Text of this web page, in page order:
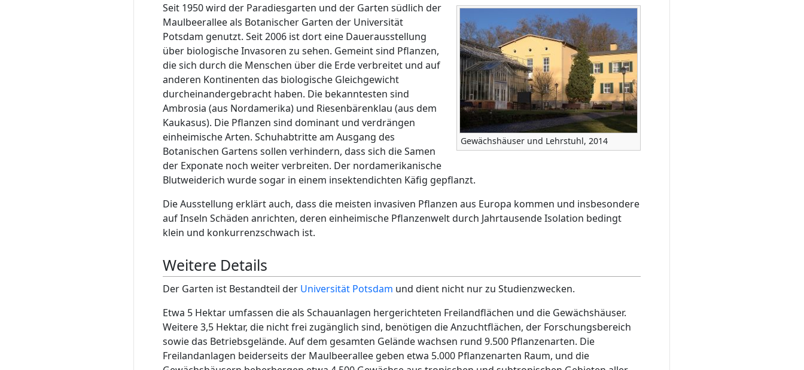
Gewächshäuser und Lehrstuhl, 2014
Seit 1950 wird der Paradiesgarten und der Garten südlich der
Maulbeerallee als Botanischer Garten der Universität
Potsdam genutzt. Seit 2006 ist dort eine Dauerausstellung
über biologische Invasoren zu sehen. Gemeint sind Pflanzen,
die sich durch die Menschen über die Erde verbreitet und auf
anderen Kontinenten das biologische Gleichgewicht
durcheinandergebracht haben. Die bekanntesten sind
Ambrosia (aus Nordamerika) und Riesenbärenklau (aus dem
Kaukasus). Die Pflanzen sind dominant und verdrängen
einheimische Arten. Schuhabtritte am Ausgang des
Botanischen Gartens sollen verhindern, dass sich die Samen
der Exponate noch weiter verbreiten. Der nordamerikanische
Blutweiderich wurde sogar in einem insektendichten Käfig gepflanzt.
Die Ausstellung erklärt auch, dass die meisten invasiven Pflanzen aus Europa kommen und insbesondere
auf Inseln Schäden anrichten, deren einheimische Pflanzenwelt durch Jahrtausende Isolation bedingt
klein und konkurrenzschwach ist.
Weitere Details
Der Garten ist Bestandteil der Universität Potsdam und dient nicht nur zu Studienzwecken.
Etwa 5 Hektar umfassen die als Schauanlagen hergerichteten Freilandflächen und die Gewächshäuser.
Weitere 3,5 Hektar, die nicht frei zugänglich sind, benötigen die Anzuchtflächen, der Forschungsbereich
sowie das Betriebsgelände. Auf dem gesamten Gelände wachsen rund 9.500 Pflanzenarten. Die
Freilandanlagen beiderseits der Maulbeerallee geben etwa 5.000 Pflanzenarten Raum, und die